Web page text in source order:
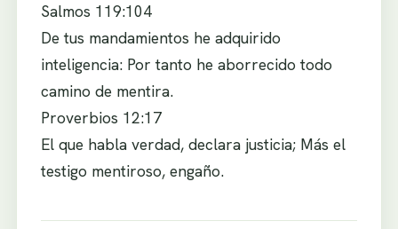
Salmos 119:104
De tus mandamientos he adquirido
inteligencia: Por tanto he aborrecido todo
camino de mentira.
Proverbios 12:17
El que habla verdad, declara justicia; Más el
testigo mentiroso, engaño.